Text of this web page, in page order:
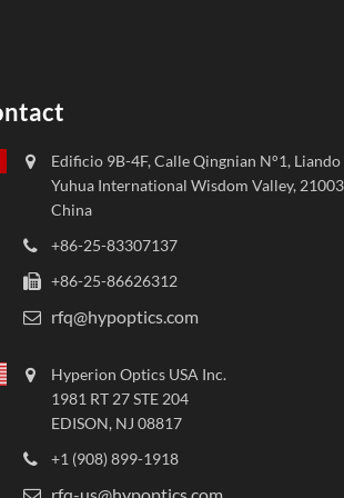
para
0.18~8um,
basados en
ajustan a
Edificio 9B-4F, Calle Qingnian N°1, Liando
Yuhua International Wisdom Valley,
China
+86-25-83307137
+86-25-86626312
rfq@hypoptics.com
Hyperion Optics USA Inc.
1981 RT 27 STE 204
EDISON, NJ 08817
+1 (908) 899-1918